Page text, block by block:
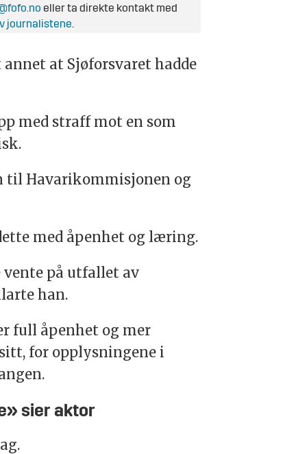
eller ta direkte kontakt med
journalistene.
at Sjøforsvaret hadde
med straff mot en som
til Havarikommisjonen og
med åpenhet og læring.
på utfallet av
han.
full åpenhet og mer
for opplysningene i
sier aktor